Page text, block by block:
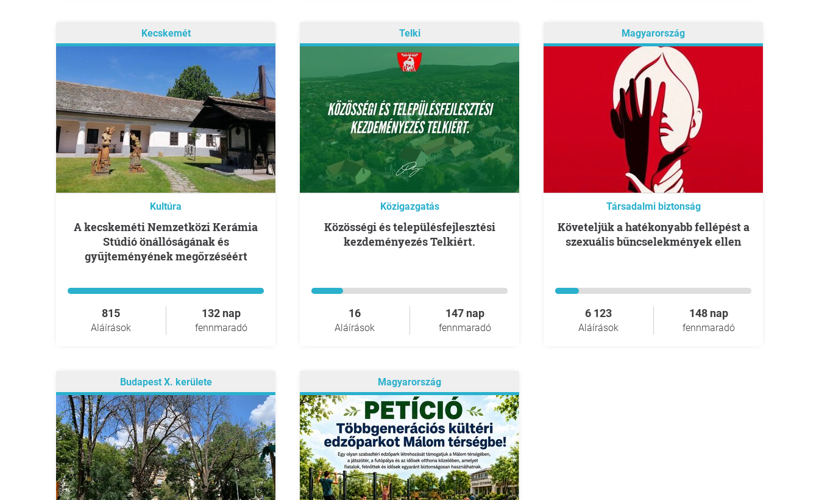
Kecskemét
Kultúra
A kecskeméti Nemzetközi Kerámia
Stúdió önállóságának és
gyűjteményének megőrzéséért
815
Aláírások
132 nap
fennmaradó
Telki
Közigazgatás
Közösségi és településfejlesztési
kezdeményezés Telkiért.
16
Aláírások
147 nap
fennmaradó
Magyarország
Társadalmi biztonság
Követeljük a hatékonyabb fellépést a
szexuális bűncselekmények ellen
6 123
Aláírások
148 nap
fennmaradó
Budapest X. kerülete Magyarország